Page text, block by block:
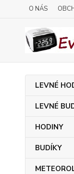
O NÁS
LEVNÉ
LEVNÉ
HODINY
BUDÍKY